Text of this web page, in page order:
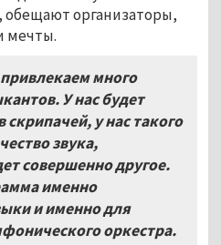
организаторы,
мечты.
много
У нас будет
у нас такого
звука,
совершенно другое.
именно
и именно для
оркестра.